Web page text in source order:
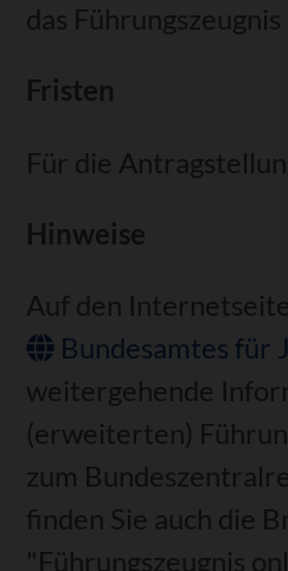
das
Fristen
Für die
Hinweise
Auf den
Bundesamtes für
weitergehende
(erweiterten)
zum
finden Sie auch die
"Führungszeugnis